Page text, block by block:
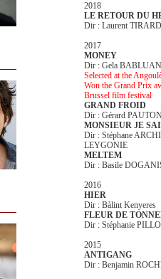
2018
LE RETOUR DU
Dir : Laurent TIRARD
2017
MONEY
Dir : Gela
Selected at the
Won the Grand Prix
Brussel film festival
GRAND FROID
Dir : Gérard
MONSIEUR JE
Dir : Stéphane
LEYGONIE
MELTEM
Dir : Basile
2016
HIER
Dir : Bàlint Kenyeres
FLEUR DE
Dir : Stéphanie
2015
ANTIGANG
Dir : Benjamin